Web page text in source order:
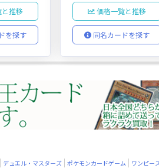
推移
を探す
価格一覧と推移
同名カードを探す
デュエル・マスターズ ポケモンカードゲーム ワンピー